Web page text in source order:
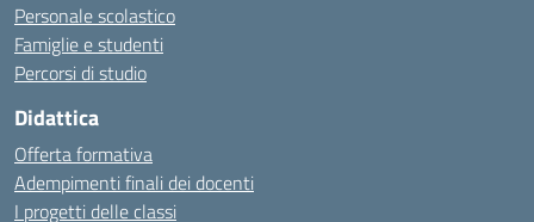
Personale scolastico
Famiglie e studenti
Percorsi di studio
Didattica
Offerta formativa
Adempimenti finali dei docenti
I progetti delle classi